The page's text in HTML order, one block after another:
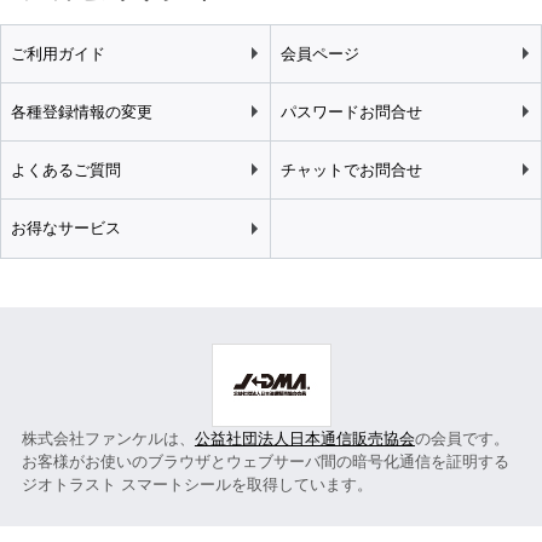
ご利用ガイド 会員ページ
各種登録情報の変更 パスワードお問合せ
よくあるご質問 チャットでお問合せ
お得なサービス
株式会社ファンケルは、 公益社団法人日本通信販売協会の会員です。
お客様がお使いのブラウザとウェブサーバ間の暗号化通信を証明する
ジオトラスト スマートシールを取得しています。